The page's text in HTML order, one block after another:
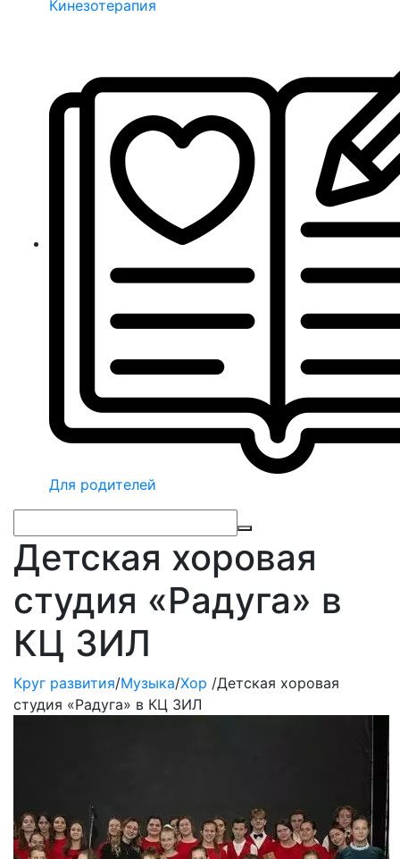
Кинезотерапия
Для родителей
Детская хоровая
студия «Радуга» в
КЦ ЗИЛ
Круг развития/Музыка/Хор /Детская хоровая
студия «Радуга» в КЦ ЗИЛ